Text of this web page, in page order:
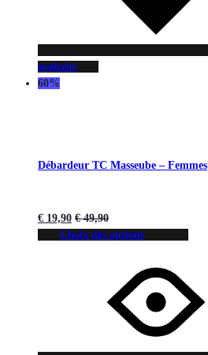
souhaits
60%
Débardeur TC Masseube – Femmes
€ 19,90 €49,90
Choix des options